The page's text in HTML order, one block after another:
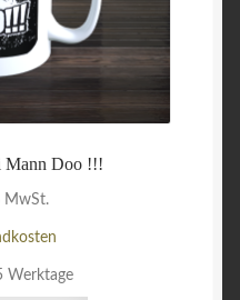
Mann Doo !!!
MwSt.
Werktage